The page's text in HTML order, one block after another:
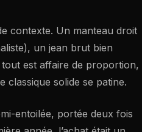
contexte. Un manteau droit
un jean brut bien
tout est affaire de proportion,
classique solide se patine.
entoilée, portée deux fois